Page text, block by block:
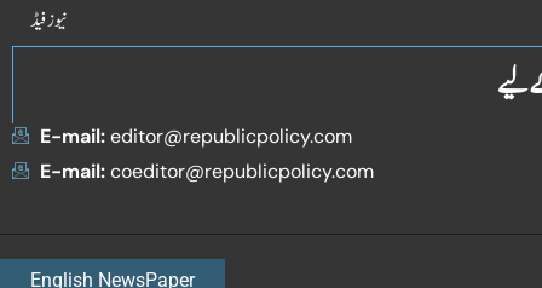
نیوز فیڈ
لیے
E-mail:editor@republicpolicy.com
E-mail:coeditor@republicpolicy.com
English NewsPaper